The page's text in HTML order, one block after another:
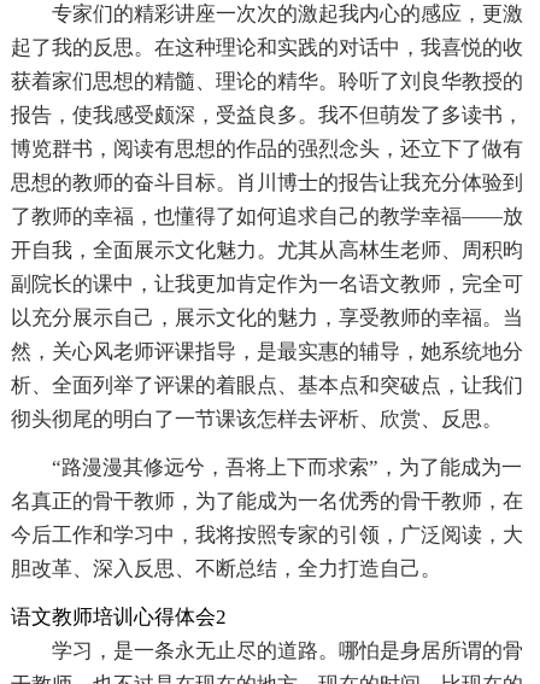
专家们的精彩讲座一次次的激起我内心的感应，更激
起了我的反思。在这种理论和实践的对话中，我喜悦的收
获着家们思想的精髓、理论的精华。聆听了刘良华教授的
报告，使我感受颇深，受益良多。我不但萌发了多读书，
博览群书，阅读有思想的作品的强烈念头，还立下了做有
思想的教师的奋斗目标。肖川博士的报告让我充分体验到
了教师的幸福，也懂得了如何追求自己的教学幸福――放
开自我，全面展示文化魅力。尤其从高林生老师、周积昀
副院长的课中，让我更加肯定作为一名语文教师，完全可
以充分展示自己，展示文化的魅力，享受教师的幸福。当
然，关心风老师评课指导，是最实惠的辅导，她系统地分
析、全面列举了评课的着眼点、基本点和突破点，让我们
彻头彻尾的明白了一节课该怎样去评析、欣赏、反思。
“路漫漫其修远兮，吾将上下而求索”，为了能成为一
名真正的骨干教师，为了能成为一名优秀的骨干教师，在
今后工作和学习中，我将按照专家的引领，广泛阅读，大
胆改革、深入反思、不断总结，全力打造自己。
语文教师培训心得体会2
学习，是一条永无止尽的道路。哪怕是身居所谓的骨